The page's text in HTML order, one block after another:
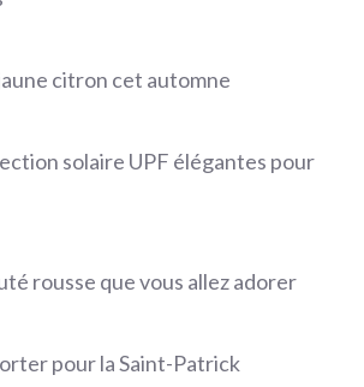
citron cet automne
solaire UPF élégantes pour
rousse que vous allez adorer
pour la Saint-Patrick